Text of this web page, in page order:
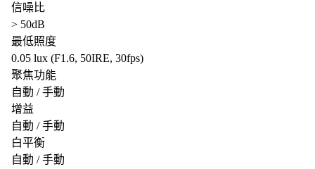
信噪比
> 50dB
最低照度
0.05 lux (F1.6, 50IRE, 30fps)
聚焦功能
自動 / 手動
增益
自動 / 手動
白平衡
自動 / 手動